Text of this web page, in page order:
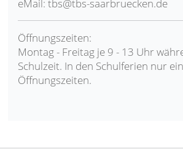
eMail: tbs@tbs-saarbruecken.de
Öffnungszeiten:
Montag - Freitag je 9 - 13 Uhr
Schulzeit. In den Schulferien nur
Öffnungszeiten.